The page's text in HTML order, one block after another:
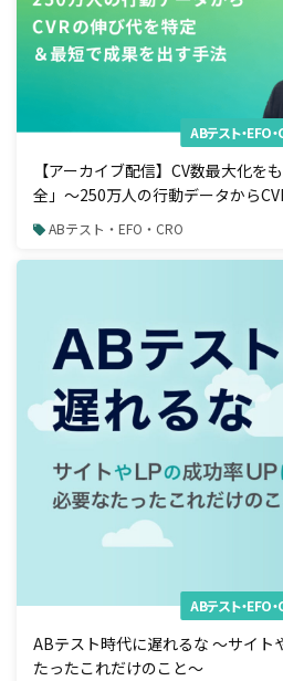
ABテスト・EFO
【アーカイブ配信】CV数最大化を
全」〜250万人の行動データから
成果を出す手法〜
ABテスト・EFO・CRO
ABテスト・EFO
ABテスト時代に遅れるな 〜サイト
たったこれだけのこと〜